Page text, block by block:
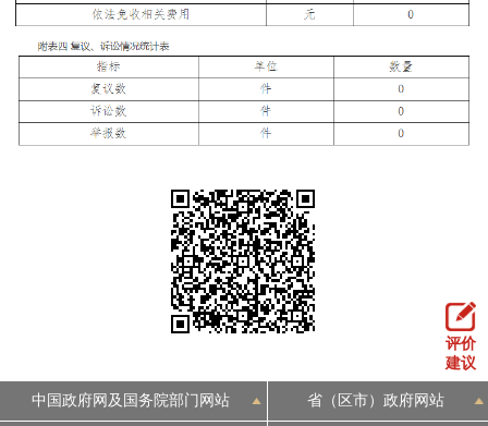
评价
建议
中国政府网及国务院部门网站 省（区市）政府网站